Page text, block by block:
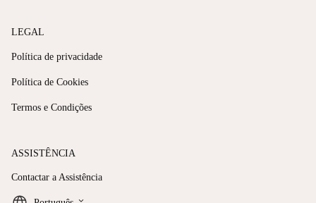
LEGAL
Política de privacidade
Política de Cookies
Termos e Condições
ASSISTÊNCIA
Contactar a Assistência